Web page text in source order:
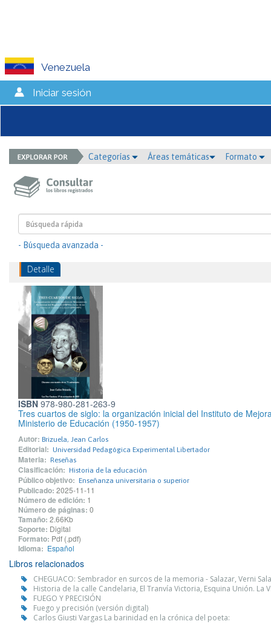
Venezuela
Iniciar sesión
Categorías Áreas temáticas Formato
- Búsqueda avanzada -
Detalle
ISBN 978-980-281-263-9
Tres cuartos de siglo: la organización inicial del Instituto de
Ministerio de Educación (1950-1957)
Autor: Brizuela, Jean Carlos
Editorial: Universidad Pedagógica Experimental Libertador
Materia: Reseñas
Clasificación: Historia de la educación
Público objetivo: Enseñanza universitaria o superior
Publicado: 2025-11-11
Número de edición: 1
Número de páginas: 0
Tamaño: 2.66Kb
Soporte: Digital
Formato: Pdf (.pdf)
Idioma: Español
Libros relacionados
CHEGUACO: Sembrador en surcos de la memoria - Salazar, Verni
Historia de la calle Candelaria, El Tranvía Victoria, Esquina Unión. La
FUEGO Y PRECISIÓN
Fuego y precisión (versión digital)
Carlos Giusti Vargas La barinidad en la crónica del poeta: